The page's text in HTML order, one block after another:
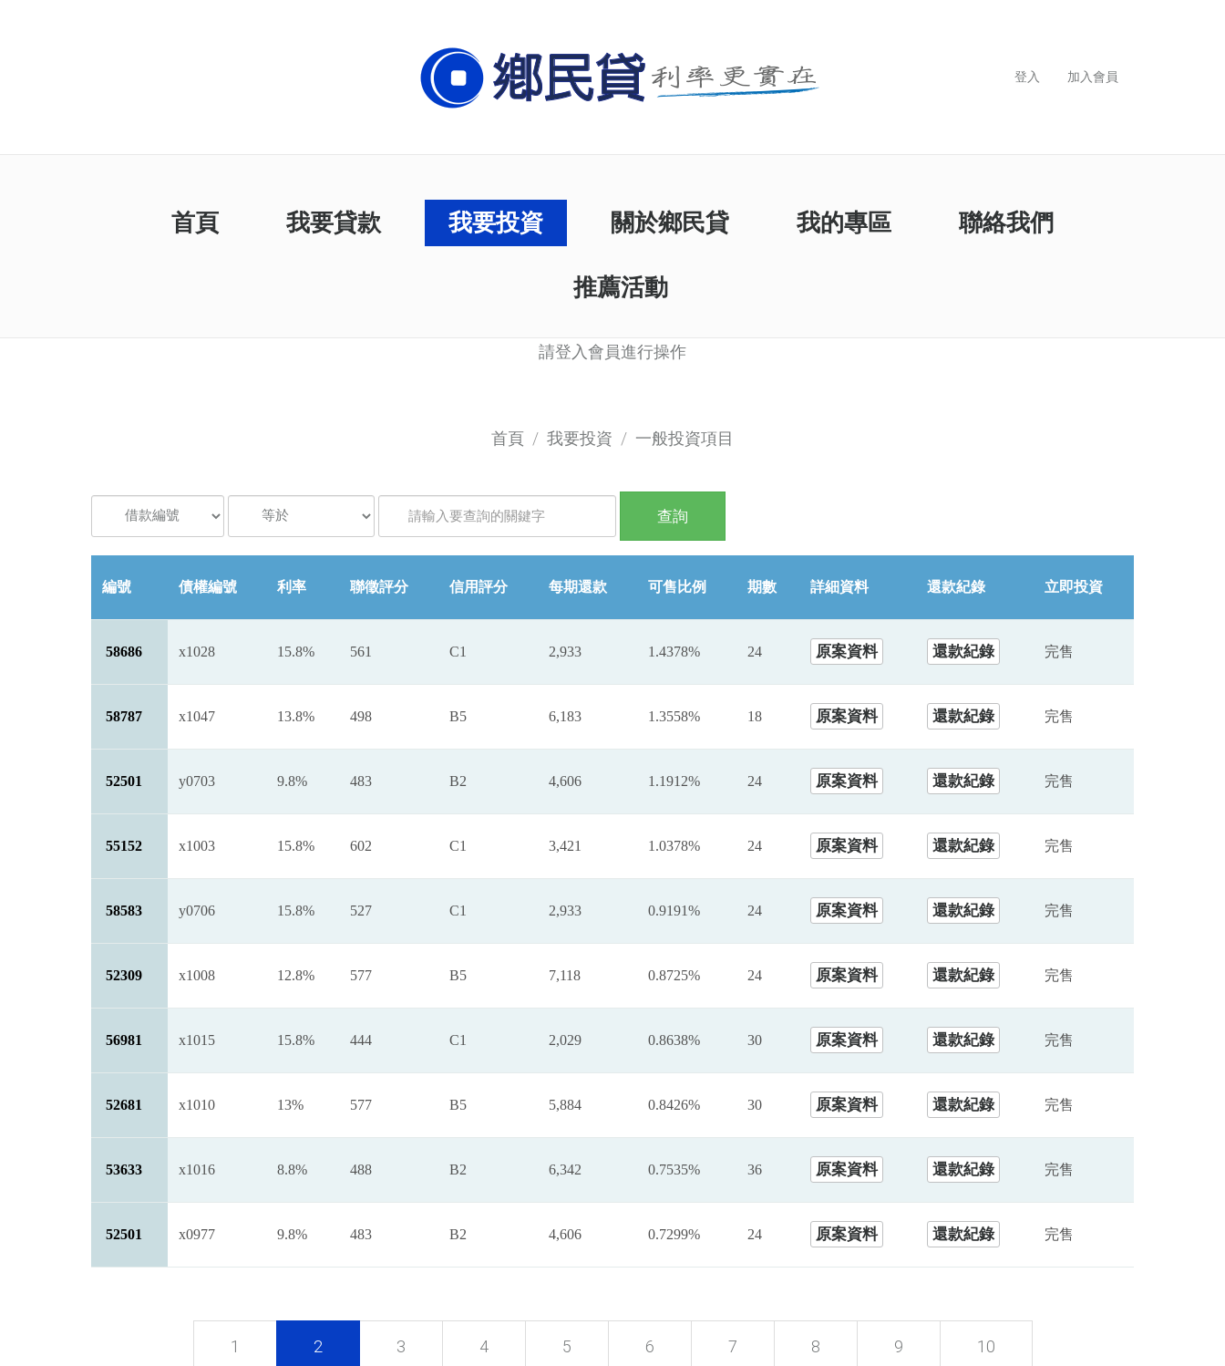
登入 加入會員
首頁 我要貸款 我要投資 關於鄉民貸 我的專區 聯絡我們
推薦活動
請登入會員進行操作
首頁 我要投資 一般投資項目
編號 債權編號 利率 聯徵評分 信用評分 每期還款 可售比例 期數 詳細資料 還款紀錄 立即投資
58686 x1028 15.8% 561 C1 2,933 1.4378% 24 原案資料 還款紀錄 完售
58787 x1047 13.8% 498 B5 6,183 1.3558% 18 原案資料 還款紀錄 完售
52501 y0703 9.8% 483 B2 4,606 1.1912% 24 原案資料 還款紀錄 完售
55152 x1003 15.8% 602 C1 3,421 1.0378% 24 原案資料 還款紀錄 完售
58583 y0706 15.8% 527 C1 2,933 0.9191% 24 原案資料 還款紀錄 完售
52309 x1008 12.8% 577 B5 7,118 0.8725% 24 原案資料 還款紀錄 完售
56981 x1015 15.8% 444 C1 2,029 0.8638% 30 原案資料 還款紀錄 完售
52681 x1010 13% 577 B5 5,884 0.8426% 30 原案資料 還款紀錄 完售
53633 x1016 8.8% 488 B2 6,342 0.7535% 36 原案資料 還款紀錄 完售
52501 x0977 9.8% 483 B2 4,606 0.7299% 24 原案資料 還款紀錄 完售
1 2 3 4 5 6 7 8 9 10